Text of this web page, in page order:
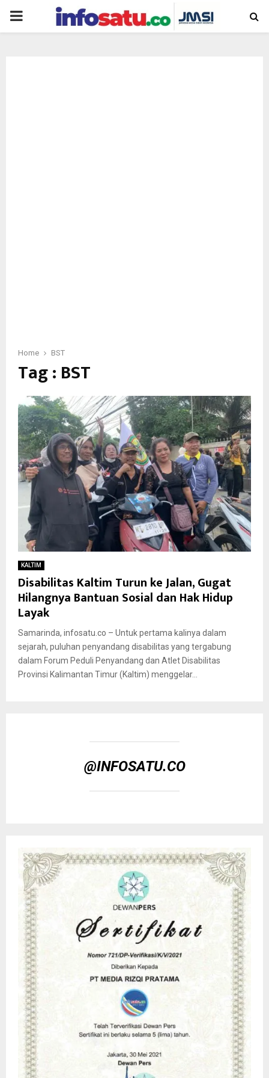
PRIMARY
Home BST
Tag : BST
KALTIM
Disabilitas Kaltim Turun ke Jalan, Gugat
Hilangnya Bantuan Sosial dan Hak Hidup
Layak
Samarinda, infosatu.co – Untuk pertama kalinya dalam
sejarah, puluhan penyandang disabilitas yang tergabung
dalam Forum Peduli Penyandang dan Atlet Disabilitas
Provinsi Kalimantan Timur (Kaltim) menggelar...
@INFOSATU.CO